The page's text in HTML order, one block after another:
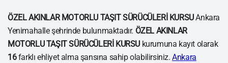
ÖZEL AKINLAR MOTORLU TAŞIT SÜRÜCÜLERİ KURSUAnkara
Yenimahalle şehrinde bulunmaktadır. ÖZEL AKINLAR
MOTORLU TAŞIT SÜRÜCÜLERİ KURSU kurumuna kayıt olarak
16farklı ehliyet alma şansına sahip olabilirsiniz.Ankara